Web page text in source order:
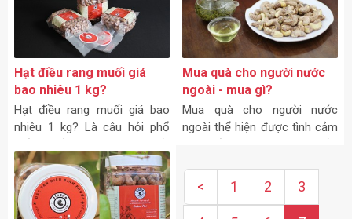
Hạt điều rang muối giá
bao nhiêu 1 kg?
Hạt điều rang muối giá bao
nhiêu 1 kg? Là câu hỏi phổ
trước khi muốn mua hạt điều
rang muối.
Mua quà cho người nước
ngoài - mua gì?
Mua quà cho người nước
ngoài thể hiện được tình cảm
phương xa.
< 1 2 3